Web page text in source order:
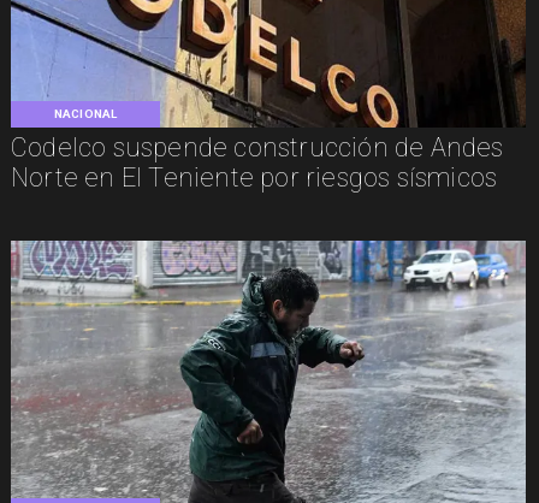
NACIONAL
Codelco suspende construcción de Andes
Norte en El Teniente por riesgos sísmicos